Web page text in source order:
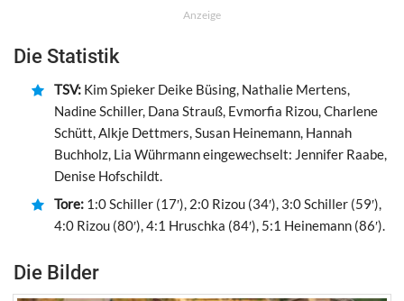
Anzeige
Die Statistik
TSV: Kim Spieker Deike Büsing, Nathalie Mertens,
Nadine Schiller, Dana Strauß, Evmorfia Rizou, Charlene
Schütt, Alkje Dettmers, Susan Heinemann, Hannah
Buchholz, Lia Wührmann eingewechselt: Jennifer Raabe,
Denise Hofschildt.
Tore: 1:0 Schiller (17′), 2:0 Rizou (34′), 3:0 Schiller (59′),
4:0 Rizou (80′), 4:1 Hruschka (84′), 5:1 Heinemann (86′).
Die Bilder